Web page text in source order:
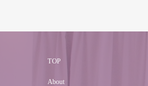
TOP
About